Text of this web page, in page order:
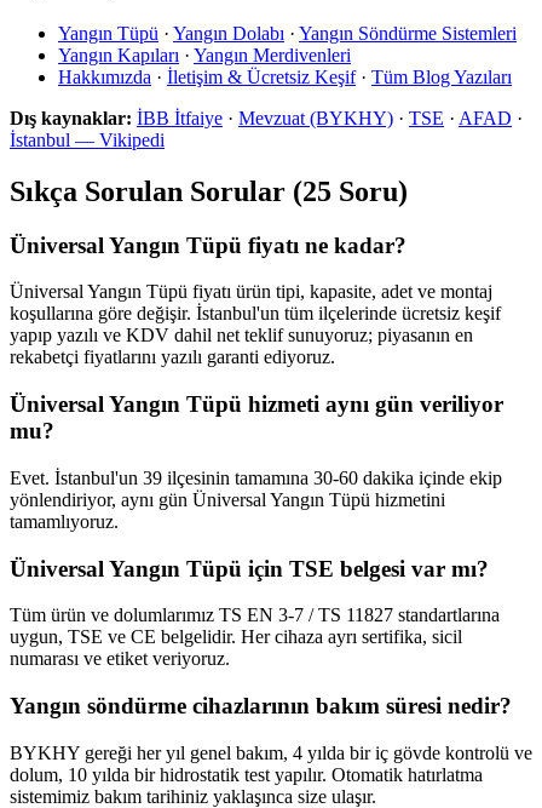
Yangın Tüpü · Yangın Dolabı · Yangın Söndürme Sistemleri
Yangın Kapıları · Yangın Merdivenleri
Hakkımızda · İletişim & Ücretsiz Keşif· Tüm Blog Yazıları
Dış kaynaklar: İBB İtfaiye · Mevzuat (BYKHY) · TSE · AFAD ·
İstanbul — Vikipedi
Sıkça Sorulan Sorular (25 Soru)
Üniversal Yangın Tüpü fiyatı ne kadar?
Üniversal Yangın Tüpü fiyatı ürün tipi, kapasite, adet ve montaj
koşullarına göre değişir. İstanbul'un tüm ilçelerinde ücretsiz keşif
yapıp yazılı ve KDV dahil net teklif sunuyoruz; piyasanın en
rekabetçi fiyatlarını yazılı garanti ediyoruz.
Üniversal Yangın Tüpü hizmeti aynı gün veriliyor
mu?
Evet. İstanbul'un 39 ilçesinin tamamına 30-60 dakika içinde ekip
yönlendiriyor, aynı gün Üniversal Yangın Tüpü hizmetini
tamamlıyoruz.
Üniversal Yangın Tüpü için TSE belgesi var mı?
Tüm ürün ve dolumlarımız TS EN 3-7 / TS 11827 standartlarına
uygun, TSE ve CE belgelidir. Her cihaza ayrı sertifika, sicil
numarası ve etiket veriyoruz.
Yangın söndürme cihazlarının bakım süresi nedir?
BYKHY gereği her yıl genel bakım, 4 yılda bir iç gövde kontrolü ve
dolum, 10 yılda bir hidrostatik test yapılır. Otomatik hatırlatma
sistemimiz bakım tarihiniz yaklaşınca size ulaşır.